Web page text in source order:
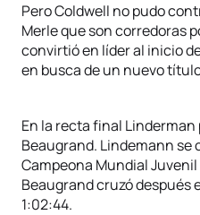
Pero Coldwell no pudo
Merle que son corredoras
convirtió en líder al inicio
en busca de un nuevo
En la recta final
Beaugrand. Lindemann se
Campeona Mundial
Beaugrand cruzó después
1:02:44.